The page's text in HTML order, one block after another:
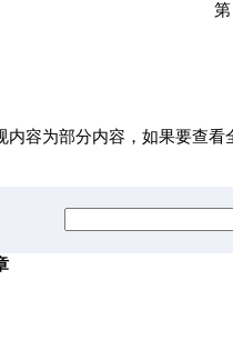
第
内容为部分内容，如果要查看